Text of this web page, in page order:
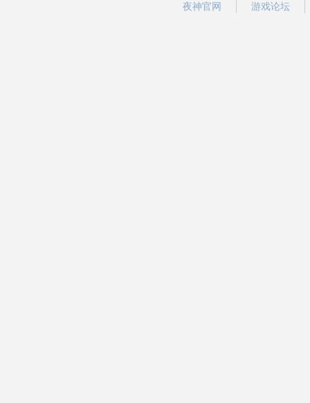
夜神官网 游戏论坛